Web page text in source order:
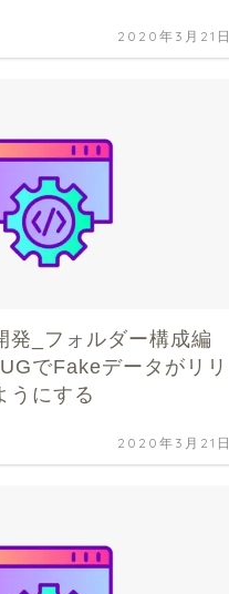
2020年3月21日
発_フォルダー構成編
でFakeデータがリリ
うにする
2020年3月21日